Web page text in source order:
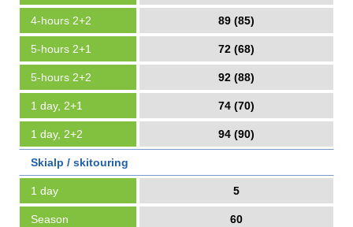
4-hours 2+2 89 (85)
5-hours 2+1 72 (68)
5-hours 2+2 92 (88)
1 day, 2+1 74 (70)
1 day, 2+2 94 (90)
Skialp / skitouring
1 day 5
Season 60